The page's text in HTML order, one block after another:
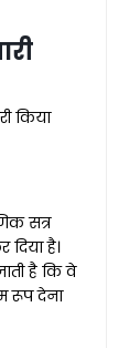
किया
सत्र
दिया है।
है कि वे
रूप देना